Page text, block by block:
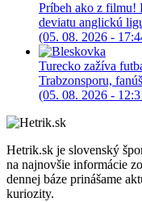
Príbeh ako z filmu!
deviatu anglickú
(05. 08. 2026 -
Turecko zažíva
Trabzonsporu,
(05. 08. 2026 -
Hetrik.sk je slovenský
na najnovšie informácie
dennej báze prinášame
kuriozity.